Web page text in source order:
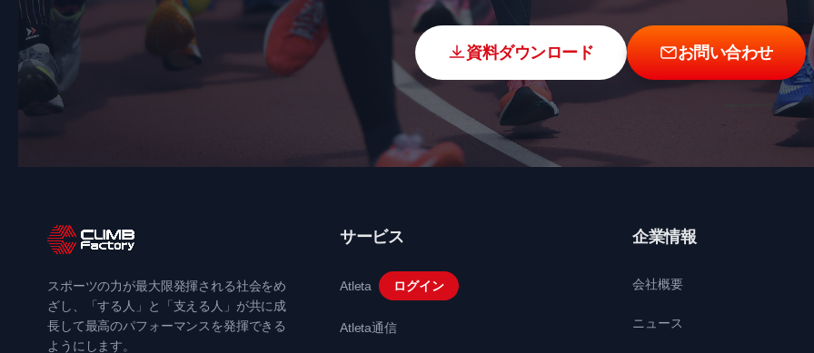
資料ダウンロード お問い合わせ
スポーツの力が最大限発揮される社会をめ
ざし、「する人」と「支える人」が共に成
長して最高のパフォーマンスを発揮できる
ようにします。
サービス
Atleta ログイン
Atleta通信
企業情報
会社概要
ニュース